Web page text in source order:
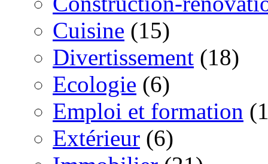
Cuisine (15)
Divertissement (18)
Ecologie (6)
Emploi et formation
Extérieur (6)